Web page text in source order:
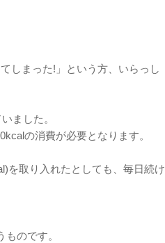
しまった!」という方、いらっし
ました。
の消費が必要となります。
を取り入れたとしても、毎日続け
のです。